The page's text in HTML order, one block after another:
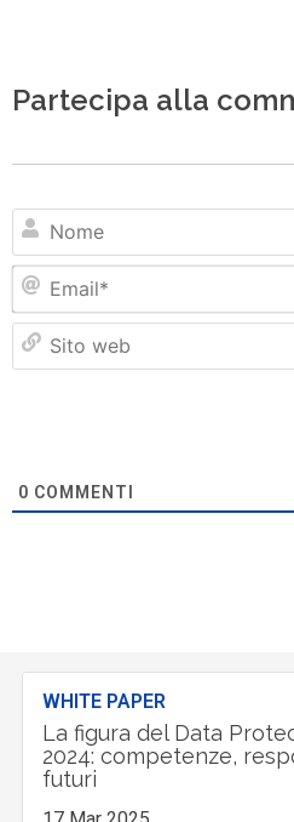
Partecipa alla
0 COMMENTI
WHITE PAPER
La figura del Data
2024: competenze,
futuri